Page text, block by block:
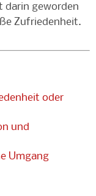
darin geworden
Zufriedenheit.
oder
und
Umgang